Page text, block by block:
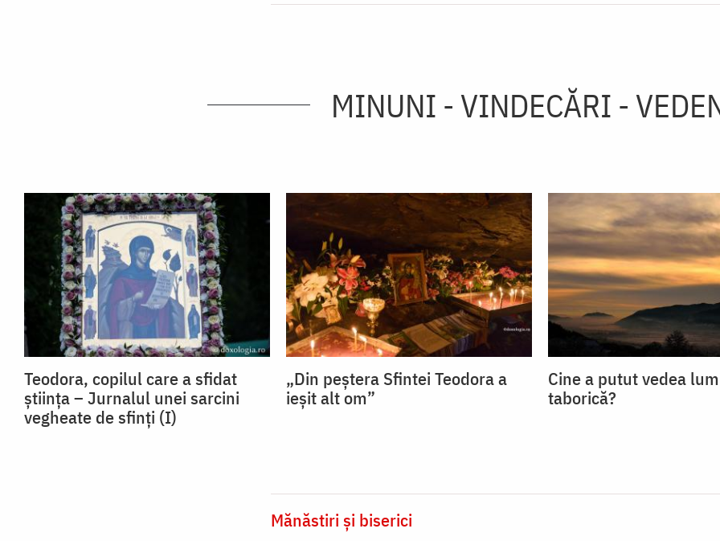
MINUNI - VINDECĂRI -
Teodora, copilul care a sfidat
știința – Jurnalul unei sarcini
vegheate de sfinți (I)
„Din peștera Sfintei Teodora a
ieșit alt om”
Cine a putut vedea
taborică?
Mănăstiri și biserici